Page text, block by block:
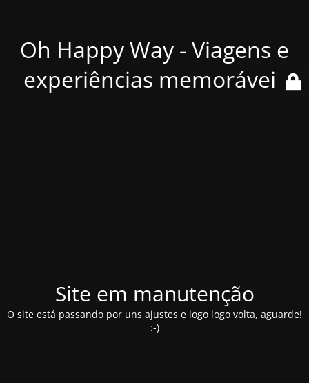
Oh Happy Way - Viagens e
experiências memoráveis
Site em manutenção
O site está passando por uns ajustes e logo logo volta, aguarde!
:-)